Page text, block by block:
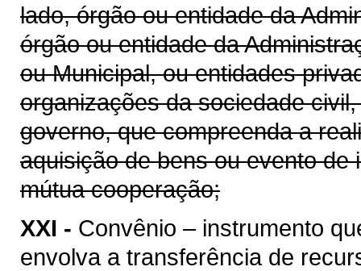
lado, órgão ou entidade da
órgão ou entidade da
ou Municipal, ou entidades
organizações da sociedade
governo, que compreenda a
aquisição de bens ou evento
mútua cooperação;
XXI - Convênio – instrumento
envolva a transferência de